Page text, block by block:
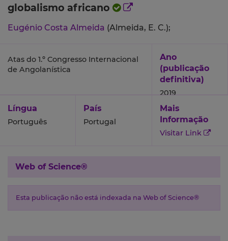
globalismo africano
Eugénio Costa Almeida (Almeida, E. C.);
Atas do 1.º Congresso Internacional
de Angolanística
Ano
(publicação
definitiva)
2019
Língua
Português
País
Portugal
Mais
Informação
Visitar Link
Web of Science®
Esta publicação não está indexada na Web of Science®